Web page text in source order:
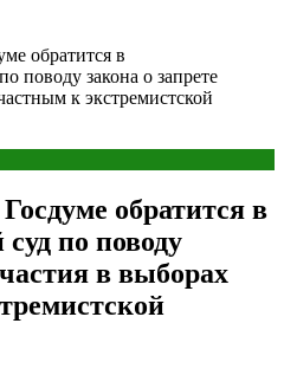
обратится в
поводу закона о запрете
к экстремистской
обратится в
по поводу
в выборах